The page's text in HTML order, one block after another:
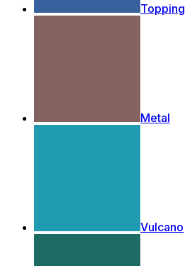
Topping
Metal
Vulcano